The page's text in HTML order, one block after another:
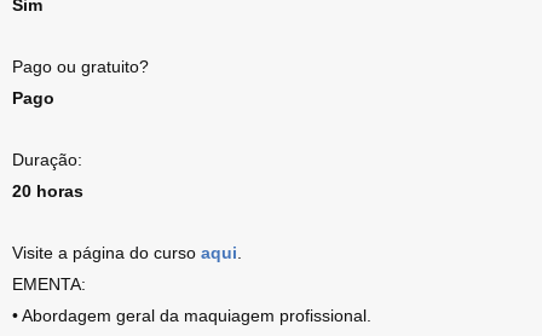
Sim
Pago ou gratuito?
Pago
Duração:
20 horas
Visite a página do curso aqui
EMENTA:
• Abordagem geral da maquiagem profissional.